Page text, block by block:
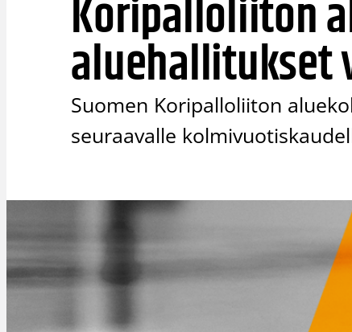
Koripalloliiton
aluehallitukset
Suomen Koripalloliiton
seuraavalle